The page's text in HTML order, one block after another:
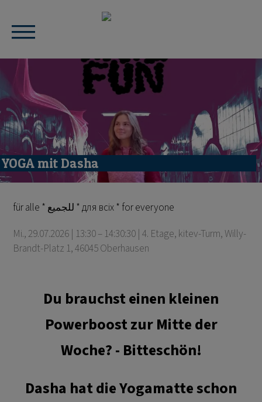
YOGA mit Dasha
für alle * للجميع * для всіх * for everyone
Mi., 29.07.2026 | 13:30 – 14:30:30 | 4. Etage, kitev-Turm, Willy-
Brandt-Platz 1, 46045 Oberhausen
Du brauchst einen kleinen
Powerboost zur Mitte der
Woche? - Bitteschön!
Dasha hat die Yogamatte schon